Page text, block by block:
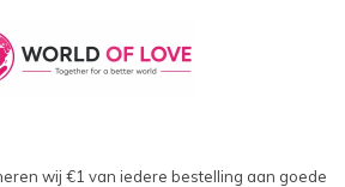
wij €1 van iedere bestelling aan goede